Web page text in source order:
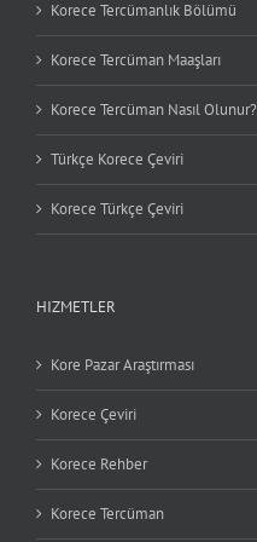
Korece Tercümanlık Bölümü
Korece Tercüman Maaşları
Korece Tercüman Nasıl Olunur?
Türkçe Korece Çeviri
Korece Türkçe Çeviri
HIZMETLER
Kore Pazar Araştırması
Korece Çeviri
Korece Rehber
Korece Tercüman